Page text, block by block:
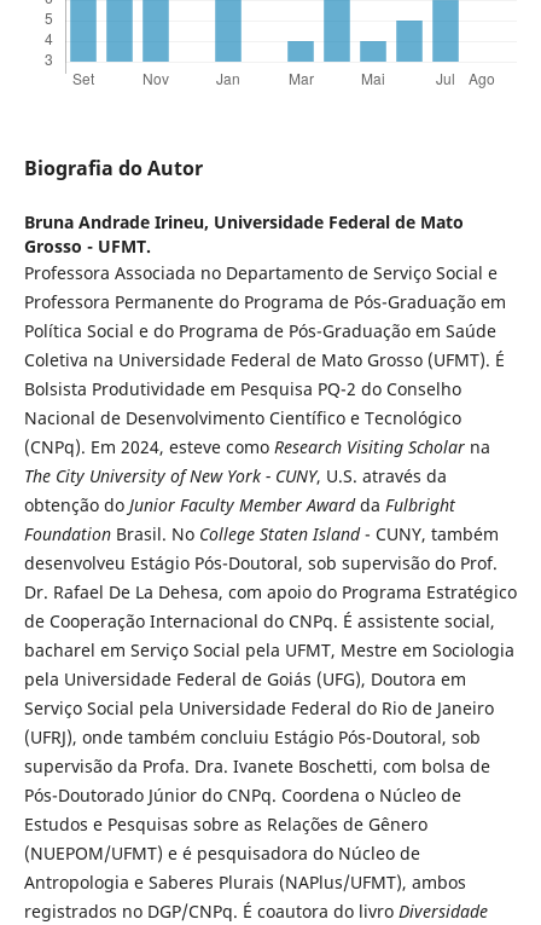
Biografia do Autor
Bruna Andrade Irineu, Universidade Federal de Mato
Grosso - UFMT.
Professora Associada no Departamento de Serviço Social e
Professora Permanente do Programa de Pós-Graduação em
Política Social e do Programa de Pós-Graduação em Saúde
Coletiva na Universidade Federal de Mato Grosso (UFMT). É
Bolsista Produtividade em Pesquisa PQ-2 do Conselho
Nacional de Desenvolvimento Científico e Tecnológico
(CNPq). Em 2024, esteve como Research Visiting Scholarna
The City University of New York - CUNY, U.S. através da
obtenção do Junior Faculty Member Awardda Fulbright
FoundationBrasil. No College Staten Island- CUNY, também
desenvolveu Estágio Pós-Doutoral, sob supervisão do Prof.
Dr. Rafael De La Dehesa, com apoio do Programa Estratégico
de Cooperação Internacional do CNPq. É assistente social,
bacharel em Serviço Social pela UFMT, Mestre em Sociologia
pela Universidade Federal de Goiás (UFG), Doutora em
Serviço Social pela Universidade Federal do Rio de Janeiro
(UFRJ), onde também concluiu Estágio Pós-Doutoral, sob
supervisão da Profa. Dra. Ivanete Boschetti, com bolsa de
Pós-Doutorado Júnior do CNPq. Coordena o Núcleo de
Estudos e Pesquisas sobre as Relações de Gênero
(NUEPOM/UFMT) e é pesquisadora do Núcleo de
Antropologia e Saberes Plurais (NAPlus/UFMT), ambos
registrados no DGP/CNPq. É coautora do livro Diversidade